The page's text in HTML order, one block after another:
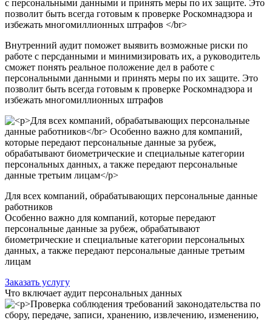
Внутренний аудит поможет выявить возможные риски по
работе с персданными и минимизировать их, а руководитель
сможет понять реальное положение дел в работе с
персональными данными и принять меры по их защите. Это
позволит быть всегда готовым к проверке Роскомнадзора и
избежать многомиллионных штрафов
Для всех компаний, обрабатывающих персональные данные
работников
Особенно важно для компаний, которые передают
персональные данные за рубеж, обрабатывают
биометрические и специальные категории персональных
данных, а также передают персональные данные третьим
лицам
Заказать услугу
Что включает аудит персональных данных